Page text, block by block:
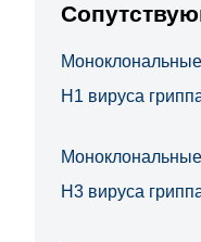
Моноклональные
H1 вируса
Моноклональные
H3 вируса